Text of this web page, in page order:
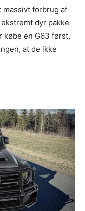
massivt forbrug af
dyr pakke
købe en G63 først,
at de ikke